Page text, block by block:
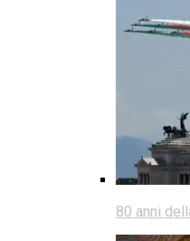
80 anni